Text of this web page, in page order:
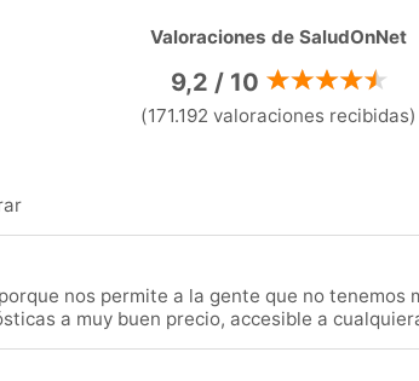
Valoraciones de SaludOnNet
9,2 / 10
(171.192 valoraciones recibidas)
nos permite a la gente que no tenemos
a muy buen precio, accesible a